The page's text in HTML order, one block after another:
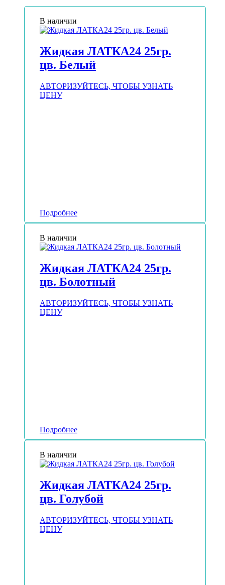
В наличии
Жидкая ЛАТКА24 25гр.
цв. Белый
АВТОРИЗУЙТЕСЬ, ЧТОБЫ УЗНАТЬ
ЦЕНУ
Подробнее
В наличии
Жидкая ЛАТКА24 25гр.
цв. Болотный
АВТОРИЗУЙТЕСЬ, ЧТОБЫ УЗНАТЬ
ЦЕНУ
Подробнее
В наличии
Жидкая ЛАТКА24 25гр.
цв. Голубой
АВТОРИЗУЙТЕСЬ, ЧТОБЫ УЗНАТЬ
ЦЕНУ